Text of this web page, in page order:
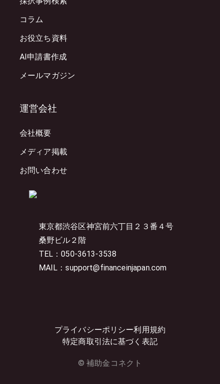
東京都渋谷区神宮前六丁目２３番４号
桑野ビル２階
TEL：050-3613-3538
MAIL：support@financeinjapan.com
プライバシーポリシー利用規約
特定商取引法に基づく表記
© 補助金コネクト
コラム
お役立ち資料
AI申請書作成
メールマガジン
運営会社
会社概要
メディア掲載
お問い合わせ